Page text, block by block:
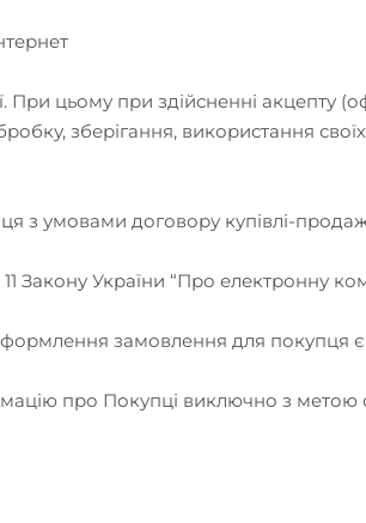
При цьому при здійсненні акцепту
зберігання, використання
з умовами договору купівлі-
Закону України “Про електронну
замовлення для покупця
про Покупці виключно з